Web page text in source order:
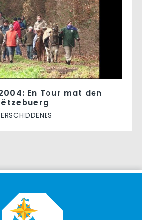
2004: En Tour mat den